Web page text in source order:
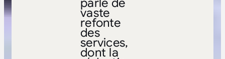
parle de
vaste
refonte
des
services,
dont la